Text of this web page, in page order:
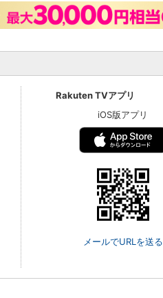
Rakuten TVアプリ
iOS版アプリ
メールでURLを送る